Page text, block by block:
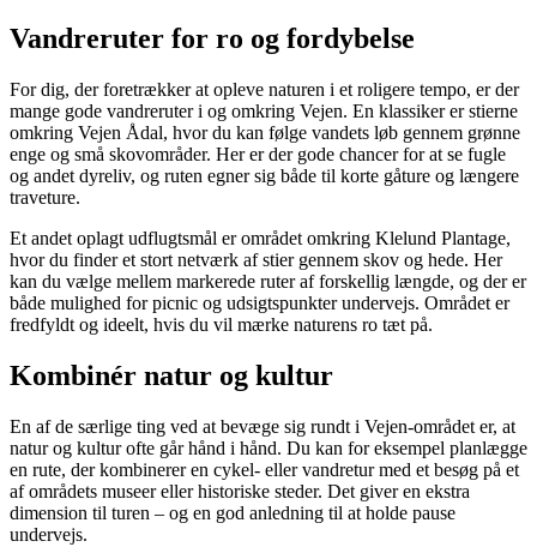
Vandreruter for ro og fordybelse
For dig, der foretrækker at opleve naturen i et roligere tempo, er der
mange gode vandreruter i og omkring Vejen. En klassiker er stierne
omkring Vejen Ådal, hvor du kan følge vandets løb gennem grønne
enge og små skovområder. Her er der gode chancer for at se fugle
og andet dyreliv, og ruten egner sig både til korte gåture og længere
traveture.
Et andet oplagt udflugtsmål er området omkring Klelund Plantage,
hvor du finder et stort netværk af stier gennem skov og hede. Her
kan du vælge mellem markerede ruter af forskellig længde, og der er
både mulighed for picnic og udsigtspunkter undervejs. Området er
fredfyldt og ideelt, hvis du vil mærke naturens ro tæt på.
Kombinér natur og kultur
En af de særlige ting ved at bevæge sig rundt i Vejen-området er, at
natur og kultur ofte går hånd i hånd. Du kan for eksempel planlægge
en rute, der kombinerer en cykel- eller vandretur med et besøg på et
af områdets museer eller historiske steder. Det giver en ekstra
dimension til turen – og en god anledning til at holde pause
undervejs.